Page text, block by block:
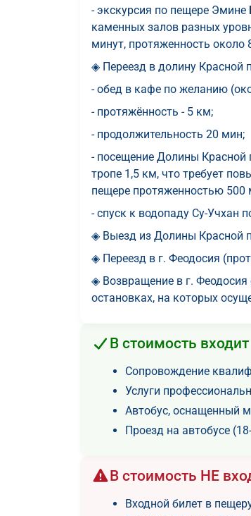
- экскурсия по пещере
каменных залов разных
минут, протяженность около
◈ Переезд в долину Красной
- обед в кафе по желанию
- протяжённость - 5 км;
- продолжительность 20 мин;
- посещение Долины Красной
тропе 1,5 км, что требует
пещере протяженностью 500
- спуск к водопаду Су-Учхан
◈ Выезд из Долины Красной
◈ Переезд в г. Феодосия
◈ Возвращение в г. Феодосия
остановках, на которых
В стоимость входит
Сопровождение
Услуги
Автобус, оснащенный
Проезд на автобусе
В стоимость НЕ
Входной билет в